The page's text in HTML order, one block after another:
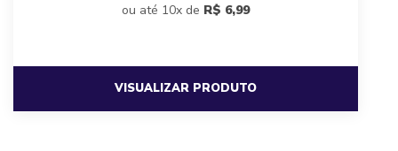
ou até 10x de R$ 6,99
VISUALIZAR PRODUTO